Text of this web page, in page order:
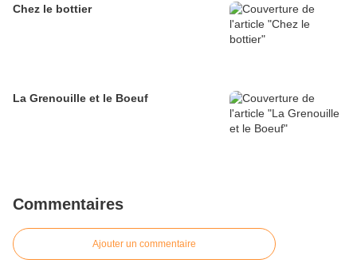
Chez le bottier
La Grenouille et le Boeuf
Commentaires
Ajouter un commentaire